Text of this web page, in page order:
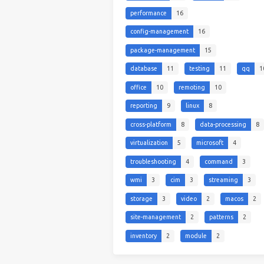
performance 16
config-management 16
package-management 15
database 11 testing 11 qq
office 10 remoting 10
reporting 9 linux 8
cross-platform 8 data-processing 8
virtualization 5 microsoft 4
troubleshooting 4 command 3
wmi 3 cim 3 streaming 3
storage 3 video 2 macos 2
site-management 2 patterns 2
inventory 2 module 2